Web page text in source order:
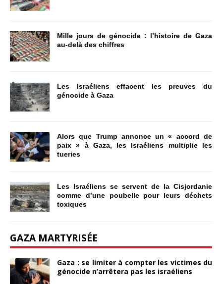
Mille jours de génocide : l’histoire de Gaza
au-delà des chiffres
Les Israéliens effacent les preuves du
génocide à Gaza
Alors que Trump annonce un « accord de
paix » à Gaza, les Israéliens multiplie les
tueries
Les Israéliens se servent de la Cisjordanie
comme d’une poubelle pour leurs déchets
toxiques
GAZA MARTYRISÉE
Gaza : se limiter à compter les victimes du
génocide n’arrêtera pas les israéliens